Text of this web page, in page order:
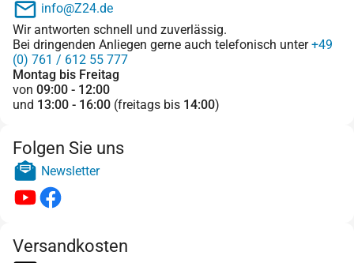
info@Z24.de
Wir antworten schnell und zuverlässig.
Bei dringenden Anliegen gerne auch telefonisch unter+49
(0) 761 / 612 55 777
Montag bis Freitag
von 09:00 - 12:00
und 13:00 - 16:00 (freitags bis 14:00)
Folgen Sie uns
Newsletter
Versandkosten